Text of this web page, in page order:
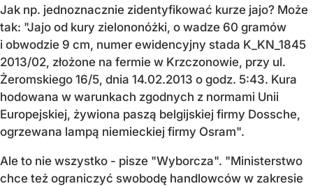
Jak np. jednoznacznie zidentyfikować kurze jajo? Może
tak: "Jajo od kury zielononóżki, o wadze 60 gramów
i obwodzie 9 cm, numer ewidencyjny stada K_KN_1845
2013/02, złożone na fermie w Krzczonowie, przy ul.
Żeromskiego 16/5, dnia 14.02.2013 o godz. 5:43. Kura
hodowana w warunkach zgodnych z normami Unii
Europejskiej, żywiona paszą belgijskiej firmy Dossche,
ogrzewana lampą niemieckiej firmy Osram".
Ale to nie wszystko - pisze "Wyborcza". "Ministerstwo
chce też ograniczyć swobodę handlowców w zakresie